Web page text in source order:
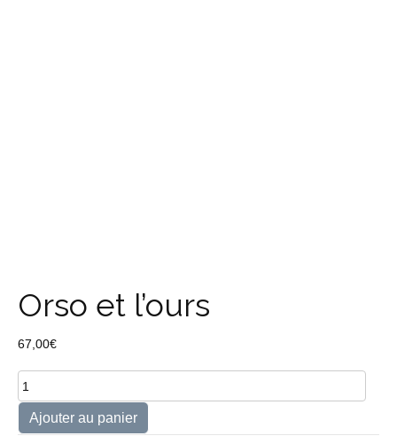
Orso et l’ours
67,00€
quantité
de
Orso
et
Ajouter au panier